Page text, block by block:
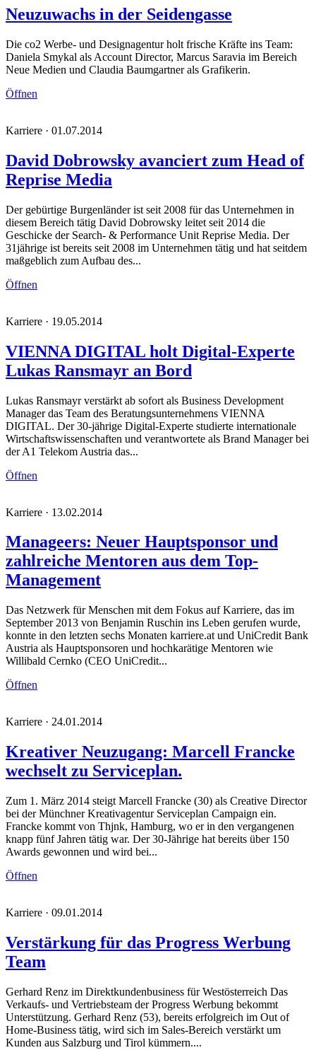
Neuzuwachs in der Seidengasse
Die co2 Werbe- und Designagentur holt frische Kräfte ins Team:
Daniela Smykal als Account Director, Marcus Saravia im Bereich
Neue Medien und Claudia Baumgartner als Grafikerin.
Öffnen
Karriere · 01.07.2014
David Dobrowsky avanciert zum Head of
Reprise Media
Der gebürtige Burgenländer ist seit 2008 für das Unternehmen in
diesem Bereich tätig David Dobrowsky leitet seit 2014 die
Geschicke der Search- & Performance Unit Reprise Media. Der
31jährige ist bereits seit 2008 im Unternehmen tätig und hat seitdem
maßgeblich zum Aufbau des...
Öffnen
Karriere · 19.05.2014
VIENNA DIGITAL holt Digital-Experte
Lukas Ransmayr an Bord
Lukas Ransmayr verstärkt ab sofort als Business Development
Manager das Team des Beratungsunternehmens VIENNA
DIGITAL. Der 30-jährige Digital-Experte studierte internationale
Wirtschaftswissenschaften und verantwortete als Brand Manager bei
der A1 Telekom Austria das...
Öffnen
Karriere · 13.02.2014
Manageers: Neuer Hauptsponsor und
zahlreiche Mentoren aus dem Top-
Management
Das Netzwerk für Menschen mit dem Fokus auf Karriere, das im
September 2013 von Benjamin Ruschin ins Leben gerufen wurde,
konnte in den letzten sechs Monaten karriere.at und UniCredit Bank
Austria als Hauptsponsoren und hochkarätige Mentoren wie
Willibald Cernko (CEO UniCredit...
Öffnen
Karriere · 24.01.2014
Kreativer Neuzugang: Marcell Francke
wechselt zu Serviceplan.
Zum 1. März 2014 steigt Marcell Francke (30) als Creative Director
bei der Münchner Kreativagentur Serviceplan Campaign ein.
Francke kommt von Thjnk, Hamburg, wo er in den vergangenen
knapp fünf Jahren tätig war. Der 30-Jährige hat bereits über 150
Awards gewonnen und wird bei...
Öffnen
Karriere · 09.01.2014
Verstärkung für das Progress Werbung
Team
Gerhard Renz im Direktkundenbusiness für Westösterreich Das
Verkaufs- und Vertriebsteam der Progress Werbung bekommt
Unterstützung. Gerhard Renz (53), bereits erfolgreich im Out of
Home-Business tätig, wird sich im Sales-Bereich verstärkt um
Kunden aus Salzburg und Tirol kümmern....